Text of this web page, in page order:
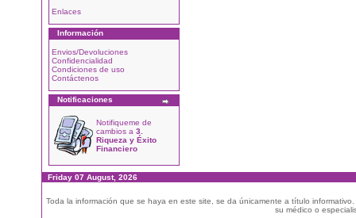
Enlaces
Información
Envios/Devoluciones
Confidencialidad
Condiciones de uso
Contáctenos
Notificaciones
Notifiqueme de
cambios a 3.
Riqueza y Éxito
Financiero
Friday 07 August, 2026
Toda la información que se haya en este site, se da únicamente a título
su médico o